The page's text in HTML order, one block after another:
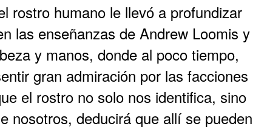
rostro humano le llevó a profundizar
las enseñanzas de Andrew Loomis y
y manos, donde al poco tiempo,
gran admiración por las facciones
el rostro no solo nos identifica, sino
nosotros, deducirá que allí se pueden